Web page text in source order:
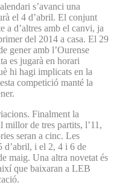
s’avanci una
el 4 d’abril. El conjunt
a d’altres amb el canvi, ja
del 2014 a casa. El 29
gener amb l’Ourense
es jugarà en horari
hi hagi implicats en la
competició manté la
Finalment la
millor de tres partits, l’11,
seran a cinc. Les
d’abril, i el 2, 4 i 6 de
maig. Una altra novetat és
que baixaran a LEB